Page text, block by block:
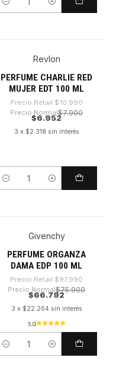
Cantidad
Revlon
PERFUME CHARLIE RED
MUJER EDT 100 ML
Precio Retail $10.990
Precio Normal$7.900
$6.952
3 x $2.318 sin interés
Cantidad
Givenchy
PERFUME ORGANZA
DAMA EDP 100 ML
Precio Retail $97.990
Precio Normal$75.900
$66.792
3 x $22.264 sin interés
5.0
Cantidad